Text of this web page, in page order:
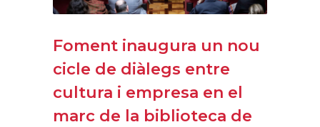
Foment inaugura un nou
cicle de diàlegs entre
cultura i empresa en el
marc de la biblioteca de